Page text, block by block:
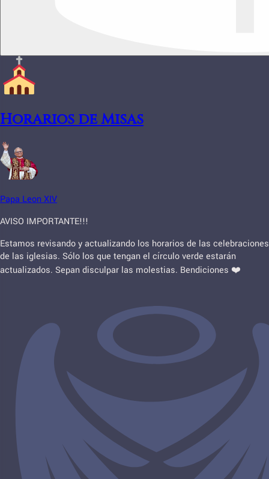
Horarios de Misas
Papa Leon XIV
AVISO IMPORTANTE!!!
Estamos revisando y actualizando los horarios de las celebraciones
de las iglesias. Sólo los que tengan el círculo verde estarán
actualizados. Sepan disculpar las molestias. Bendiciones ❤️